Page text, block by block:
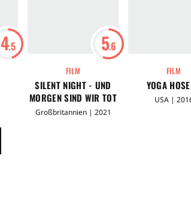
4.5 5.6
FILM
SILENT NIGHT - UND
MORGEN SIND WIR TOT
Großbritannien | 2021
FILM
YOGA
USA |